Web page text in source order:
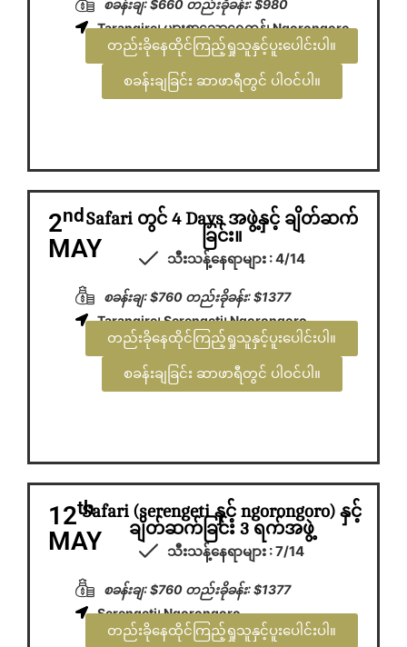
စခန်းချ: $660 တည်းခိုခန်း: $980
Tarangire၊ များစွာသောရေကန်၊ Ngorongoro
တည်းခိုနေထိုင်ကြည့်ရှုသူနှင့်ပူးပေါင်းပါ။
စခန်းချခြင်း ဆာဖာရီတွင် ပါဝင်ပါ။
2nd
MAY
Safari တွင် 4 Days အဖွဲ့နှင့် ချိတ်ဆက်
ခြင်း။
သီးသန့်နေရာများ : 4/14
စခန်းချ: $760 တည်းခိုခန်း: $1377
Tarangire၊ Serengeti၊ Ngorongoro
တည်းခိုနေထိုင်ကြည့်ရှုသူနှင့်ပူးပေါင်းပါ။
စခန်းချခြင်း ဆာဖာရီတွင် ပါဝင်ပါ။
12th
MAY
Safari (serengeti နှင့် ngorongoro) နှင့်
ချိတ်ဆက်ခြင်း 3 ရက်အဖွဲ့
သီးသန့်နေရာများ : 7/14
စခန်းချ: $760 တည်းခိုခန်း: $1377
Serengeti၊ Ngorongoro
တည်းခိုနေထိုင်ကြည့်ရှုသူနှင့်ပူးပေါင်းပါ။